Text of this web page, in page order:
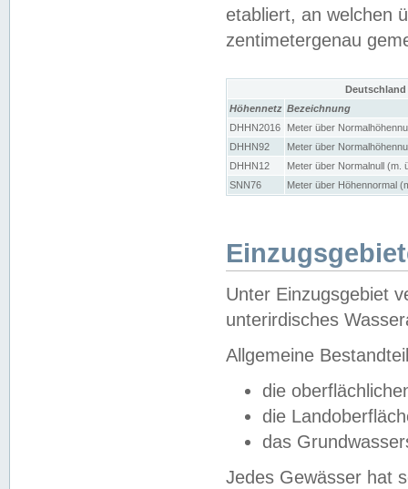
etabliert, an welchen
zentimetergenau
Höhennetz Bezeichnung
DHHN2016
Meter über
DHHN92
Meter über
DHHN12
Meter über Normalnull (m.
SNN76
Meter über Höhennormal
Unter Einzugsgebiet
unterirdisches
Allgemeine
die
die
das
Jedes Gewässer hat